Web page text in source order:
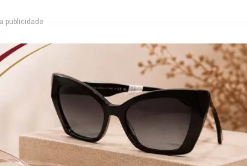
publicidade